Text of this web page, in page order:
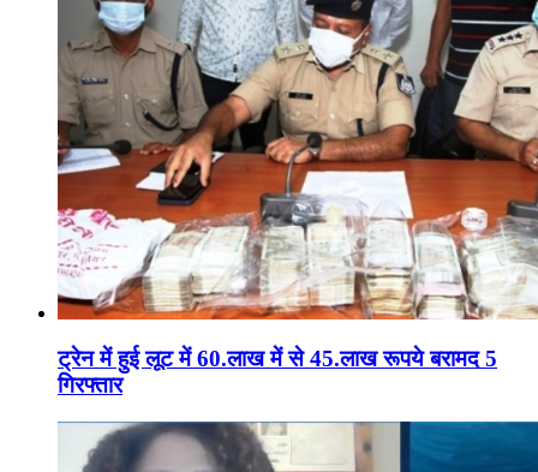
ट्रेन में हुई लूट में 60.लाख में से 45.लाख रूपये बरामद 5
गिरफ्तार